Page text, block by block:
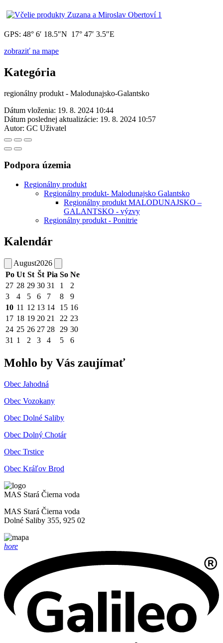
GPS: 48° 6′ 18.5″N 17° 47′ 3.5″E
zobraziť na mape
Kategória
regionálny produkt - Malodunajsko-Galantsko
Dátum vloženia: 19. 8. 2024 10:44
Dátum poslednej aktualizácie: 19. 8. 2024 10:57
Autor: GC Uživatel
Podpora územia
Regionálny produkt
Regionálny produkt- Malodunajsko Galantsko
Regionálny produkt MALODUNAJSKO –
GALANTSKO - výzvy
Regionálny produkt - Ponitrie
Kalendár
August2026
Po Ut St Št Pia So Ne
27 28 29 30 31 1
2
3
4 5 6 7 8
9
10 11 12 13 14 15 16
17 18 19 20 21 22 23
24 25 26 27 28 29 30
31 1 2 3 4 5 6
Mohlo by Vás zaujímať
Obec Jahodná
Obec Vozokany
Obec Dolné Saliby
Obec Dolný Chotár
Obec Trstice
Obec Kráľov Brod
MAS Stará Čierna voda
MAS Stará Čierna voda
Dolné Saliby 355, 925 02
hore